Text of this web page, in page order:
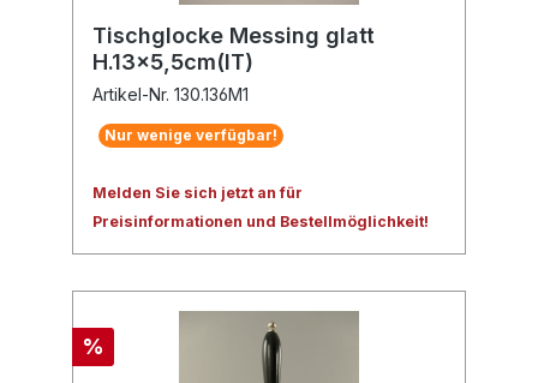
Tischglocke Messing glatt
H.13x5,5cm(IT)
Artikel-Nr. 130.136M1
Nur wenige verfügbar!
Melden Sie sich jetzt an für
Preisinformationen und Bestellmöglichkeit!
%